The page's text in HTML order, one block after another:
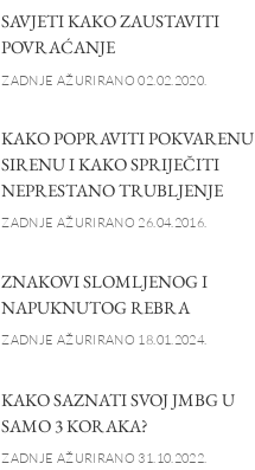
SAVJETI KAKO ZAUSTAVITI
POVRAĆANJE
ZADNJE AŽURIRANO 02.02.2020.
KAKO POPRAVITI POKVARENU
SIRENU I KAKO SPRIJEČITI
NEPRESTANO TRUBLJENJE
ZADNJE AŽURIRANO 26.04.2016.
ZNAKOVI SLOMLJENOG I
NAPUKNUTOG REBRA
ZADNJE AŽURIRANO 18.01.2024.
KAKO SAZNATI SVOJ JMBG U
SAMO 3 KORAKA?
ZADNJE AŽURIRANO 31.10.2022.